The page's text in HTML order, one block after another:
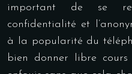
important de se
confidentialité et
à la popularité du
bien donner libre